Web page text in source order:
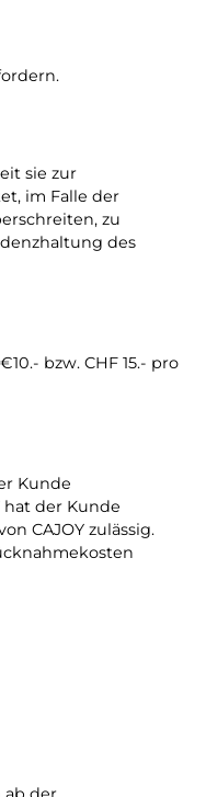
sie zur
im Falle der
zu
des
bzw. CHF 15.- pro
Kunde
der Kunde
CAJOY zulässig.